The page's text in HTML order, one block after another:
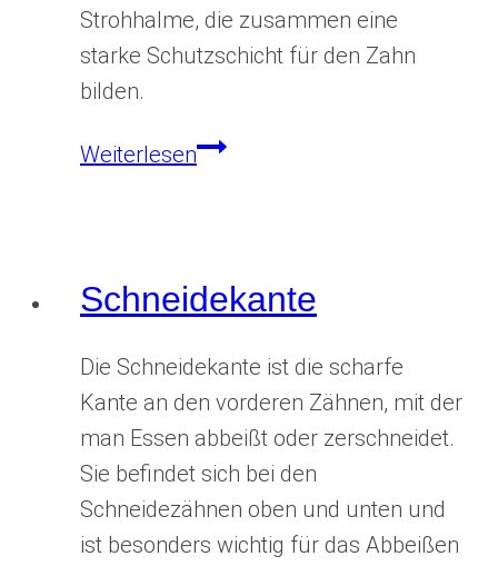
Strohhalme, die zusammen eine
starke Schutzschicht für den Zahn
bilden.
WeiterlesenSchmelzprisma
Schneidekante
Die Schneidekante ist die scharfe
Kante an den vorderen Zähnen, mit der
man Essen abbeißt oder zerschneidet.
Sie befindet sich bei den
Schneidezähnen oben und unten und
ist besonders wichtig für das Abbeißen